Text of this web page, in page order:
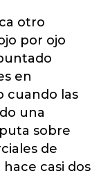
otro
por ojo
en
cuando las
una
sobre
de
casi dos